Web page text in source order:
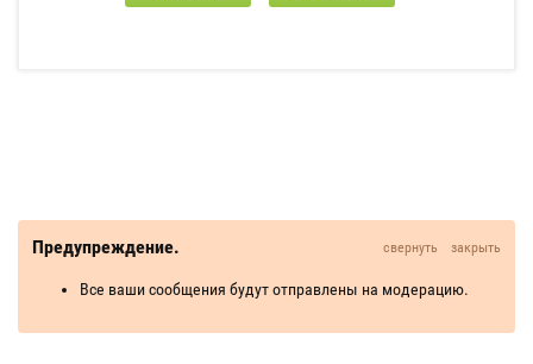
Предупреждение. свернуть закрыть
Все ваши сообщения будут отправлены на модерацию.